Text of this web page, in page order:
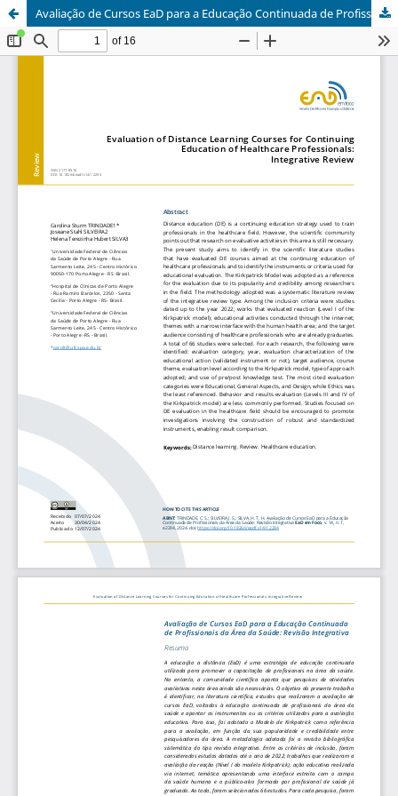
Avaliação de Cursos EaD para a Educação Continuada de Profissionais da Área da Saúde: Revisão Integrativa